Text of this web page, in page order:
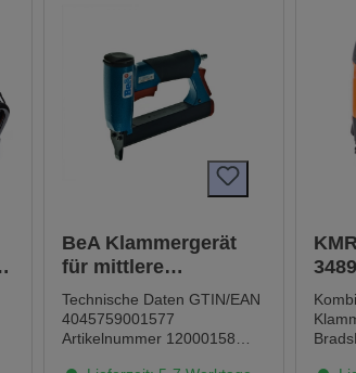
BeA Klammergerät
für mittlere
Klammerstärken
90/25-552 Schaltung
Technische Daten GTIN/EAN
4045759001577
Artikelnummer 12000158